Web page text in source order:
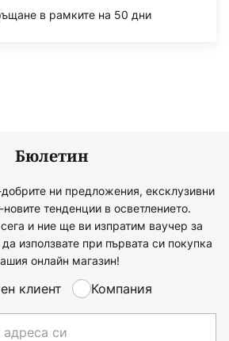
в рамките на 50 дни
Бюлетин
ни предложения, ексклузивни
тенденции в осветлението.
и ние ще ви изпратим ваучер за
използвате при първата си покупка
онлайн магазин!
клиент Компания